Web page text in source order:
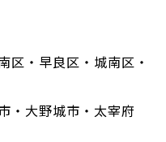
区・早良区・城南区・
・大野城市・太宰府